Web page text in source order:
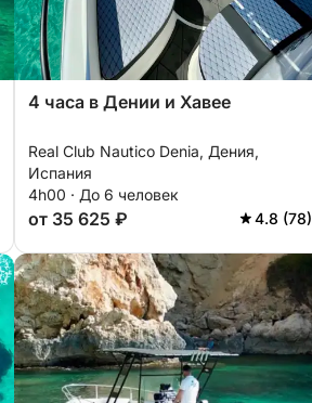
4 часа в Дении и Хавее
Real Club Nautico Denia, Дения,
Испания
4h00 · До 6 человек
от 35 625 ₽ 4.8 (78)